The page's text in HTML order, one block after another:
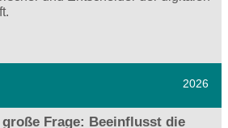
2026
Frage: Beeinflusst die